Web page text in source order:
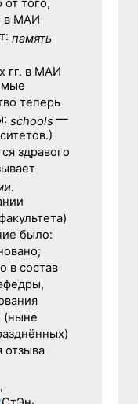
того,
в МАИ
память
гг. в МАИ
теперь
schools —
здравого
было:
в состав
(ныне
отзыва